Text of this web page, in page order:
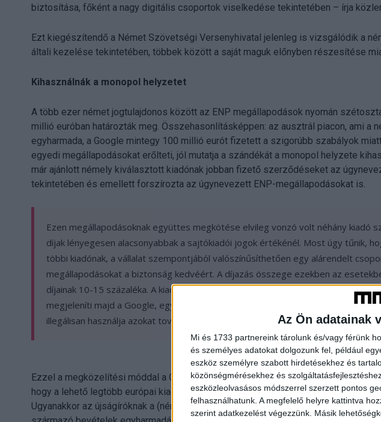
Az Ön adatainak
Mi és 1733 partnereink tárolunk és/vagy férünk
és személyes adatokat dolgozunk fel, például
eszköz személyre szabott hirdetésekhez és
közönségmérésekhez és
eszközleolvasásos módszerrel szerzett pontos
felhasználhatunk. A megfelelő helyre kattintva
szerint adatkezelést végezzünk. Másik
biztosítása, főként a nagy digitális csoportok viselkedése tekintetében – írja
Ezt kiegészítendő a Német Szövetségi Versenyhivatal jelenleg is vizsgálódik a
általi kezelése tekintetében, többek között a saját maguk előnyben részesítése
Kihasználnák a monopol helyzetet
A több ezer német jogtulajdonos között az ENP megállapodások nyomán
millió euróban határozták meg. Összehasonlításképpen: az ausztrál piacon, ami a
egyharmada, a Google mintegy 100 millió eurót fizetett a szigorúbb szabályok
egyedi megállapodásokat erőlteti, jól mutatja a szándékát a monopol helyzete
már ajánlott némely kiválasztott kiadónak jobban fizető szerződéseket az
tekintetében és emellett forszírozta az úgynevezett ENP-megállapodásokat is.
Ezen megállapodásoknak együttes megkötése elvileg vonzó volt néhány kiadó
díjak lényegesen alacsonyabbak a sajtókiadói jogok értékénél. Most úgy tűnik,
többi kiadónak, a vállalat szempontjából valószínűsíthetően egy alárendelt
megállapodásokat a biztonság kedvéért. A díjazás összege ezekben az
díjainak 10-15 százaléka. A kiadókat, amelyek visszautasítják az ENP-
megjeleníti majd a Google, egy licenc megkötése nélkül is, bár szerződéses
illegálisan használja azokat továbbra is.
Ezzel a megközelítési móddal a Google egyrészt minimális szinten akarja tartani
hogy a lehető legtöbb európai kiadóval megköti az ENP-megállapodásokat a jogi
Ugyanakkor az újságíróknak a (németországi) törvényi rendelkezésekben